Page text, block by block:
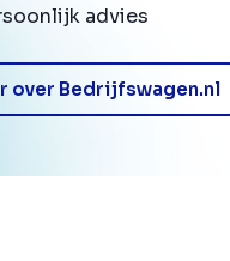
advies
over Bedrijfswagen.nl